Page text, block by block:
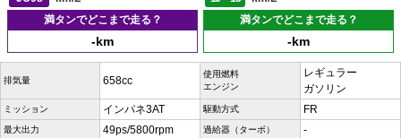
満タンでどこまで走る？
-km
満タンでどこまで走る？
-km
排気量 658cc
使用燃料
エンジン
レギュラー
ガソリン
ミッション インパネ3AT 駆動方式 FR
最大出力 49ps/5800rpm 過給器（ターボ） -